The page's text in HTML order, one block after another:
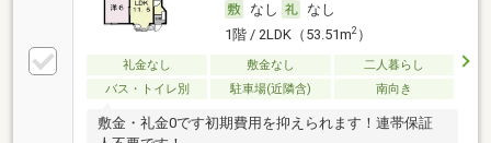
なし
なし
1階 / 2LDK（53.51m2）
礼金なし 敷金なし
二人暮らし
バス・トイレ別
駐車場(近隣含) 南向き
敷金・礼金0です初期費用を抑えられます！連帯保証